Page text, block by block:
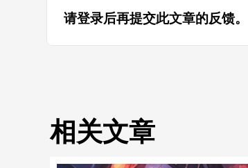
请登录后再提交此文章的反馈。
相关文章